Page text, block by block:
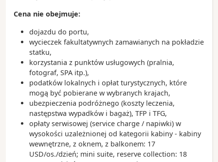
Cena nie obejmuje:
dojazdu do portu,
wycieczek fakultatywnych zamawianych na pokładzie
statku,
korzystania z punktów usługowych (pralnia,
fotograf, SPA itp.),
podatków lokalnych i opłat turystycznych, które
mogą być pobierane w wybranych krajach,
ubezpieczenia podróżnego (koszty leczenia,
następstwa wypadków i bagaż), TFP i TFG,
opłaty serwisowej (service charge / napiwki) w
wysokości uzależnionej od kategorii kabiny - kabiny
wewnętrzne, z oknem, z balkonem: 17
USD/os./dzień; mini suite, reserve collection: 18